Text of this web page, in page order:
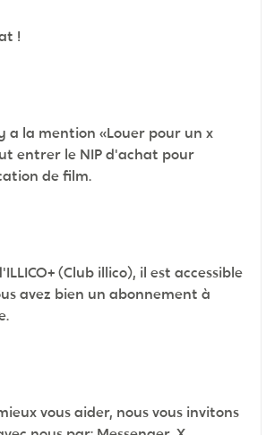
!
a la mention «Louer pour un x
entrer le NIP d'achat pour
de film.
(Club illico), il est accessible
avez bien un abonnement à
vous aider, nous vous invitons